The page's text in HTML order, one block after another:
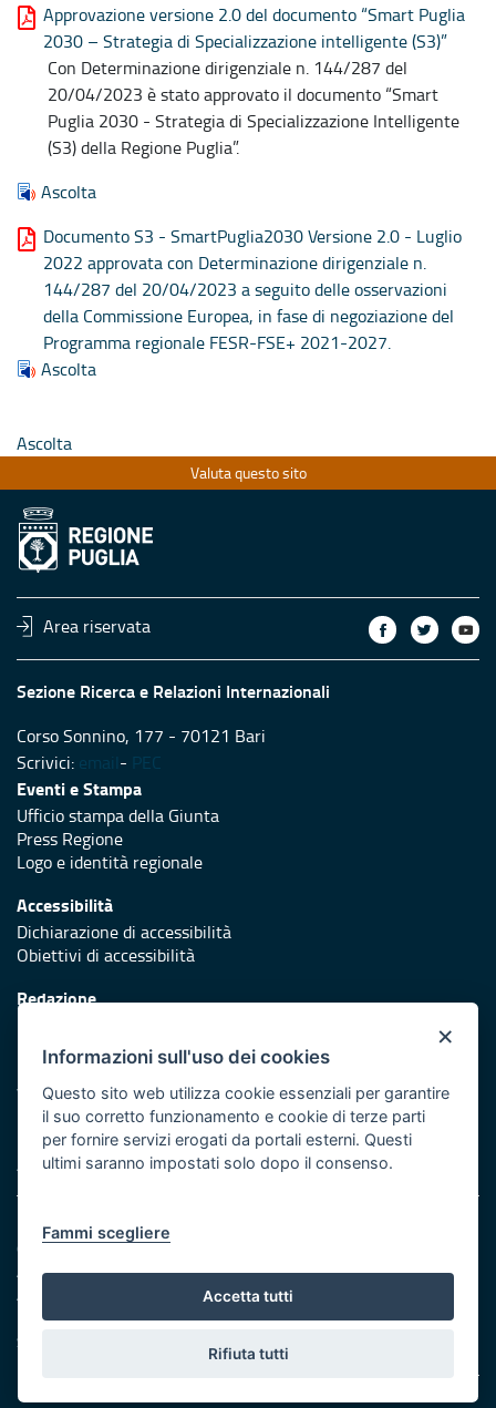
Approvazione versione 2.0 del documento “Smart Puglia
2030 – Strategia di Specializzazione intelligente (S3)”
Con Determinazione dirigenziale n. 144/287 del
20/04/2023 è stato approvato il documento “Smart
Puglia 2030 - Strategia di Specializzazione Intelligente
(S3) della Regione Puglia”.
Ascolta
Documento S3 - SmartPuglia2030 Versione 2.0 - Luglio
2022 approvata con Determinazione dirigenziale n.
144/287 del 20/04/2023 a seguito delle osservazioni
della Commissione Europea, in fase di negoziazione del
Programma regionale FESR-FSE+ 2021-2027.
Ascolta
Ascolta
Valuta questo sito
Area riservata
Sezione Ricerca e Relazioni Internazionali
Corso Sonnino, 177 - 70121 Bari
Scrivici: email - PEC
Eventi e Stampa
Ufficio stampa della Giunta
Press Regione
Logo e identità regionale
Accessibilità
Dichiarazione di accessibilità
Obiettivi di accessibilità
Redazione
Protezione civile
Vai al sito di Protezione Civile Puglia
Iniziativa finanziata con risorse del POR Puglia 2014/2020 -
Asse XI
Note legali
Cookie e privacy
Amministrazione trasparente
Atti di notifica
Feed RSS
Servizi Intranet
×
Informazioni sull'uso dei cookies
Questo sito web utilizza cookie essenziali per garantire
il suo corretto funzionamento e cookie di terze parti
per fornire servizi erogati da portali esterni. Questi
ultimi saranno impostati solo dopo il consenso.
Fammi scegliere
Accetta tutti
Rifiuta tutti